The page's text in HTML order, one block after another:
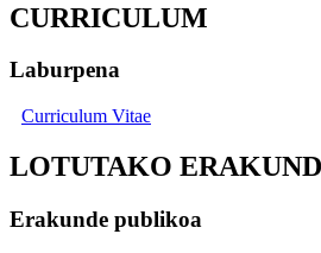
CURRICULUM
Laburpena
Curriculum Vitae
LOTUTAKO
Erakunde publikoa